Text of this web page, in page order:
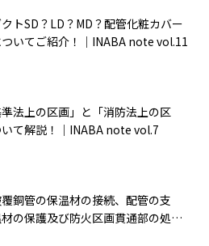
トSD？LD？MD？配管化粧カバー
いてご紹介！｜INABA note vol.11
準法上の区画」と「消防法上の区
て解説！｜INABA note vol.7
銅管の保温材の接続、配管の支
の保護及び防火区画貫通部の処理